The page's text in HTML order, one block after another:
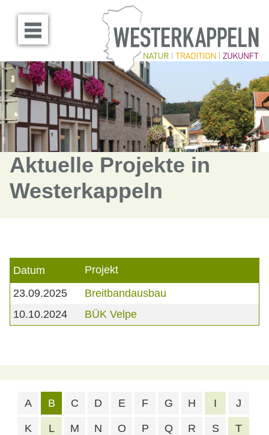
Menü öffnen
Aktuelle Projekte in
Westerkappeln
Datum
Projekt
23.09.2025
Breitbandausbau
10.10.2024
BÜK Velpe
A B C D E F G H I J
K L M N O P Q R S T